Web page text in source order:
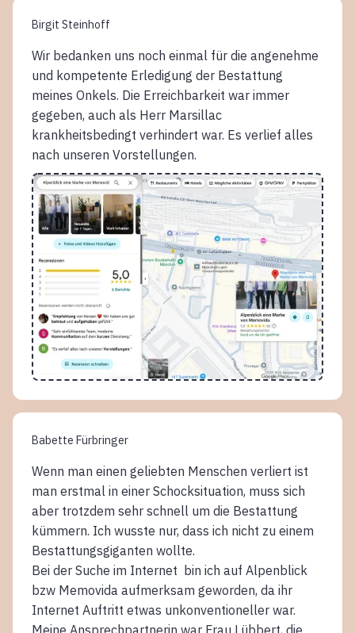
Birgit Steinhoff
Wir bedanken uns noch einmal für die angenehme
und kompetente Erledigung der Bestattung
meines Onkels. Die Erreichbarkeit war immer
gegeben, auch als Herr Marsillac
krankheitsbedingt verhindert war. Es verlief alles
nach unseren Vorstellungen.
Babette Fürbringer
Wenn man einen geliebten Menschen verliert ist
man erstmal in einer Schocksituation, muss sich
aber trotzdem sehr schnell um die Bestattung
kümmern. Ich wusste nur, dass ich nicht zu einem
Bestattungsgiganten wollte.
Bei der Suche im Internet bin ich auf Alpenblick
bzw Memovida aufmerksam geworden, da ihr
Internet Auftritt etwas unkonventioneller war.
Meine Ansprechpartnerin war Frau Lübbert, die